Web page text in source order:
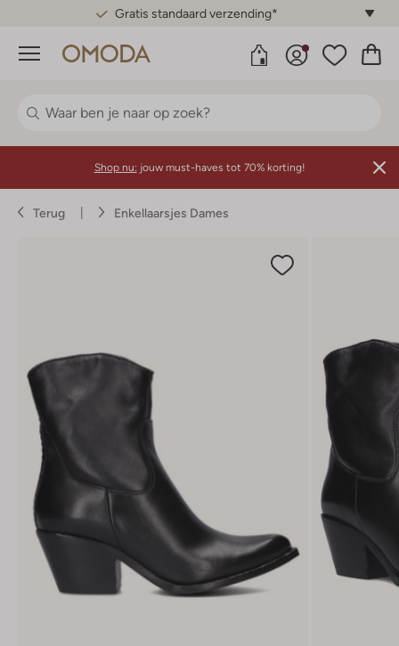
Gratis standaard verzending*
Menu
Shop nu: jouw must-haves tot 70% korting!
Terug Enkellaarsjes Dames